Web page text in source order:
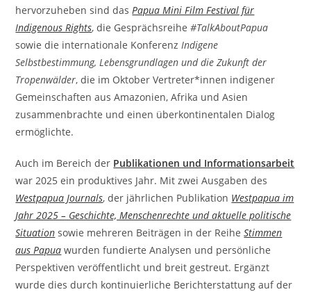
hervorzuheben sind das Papua Mini Film Festival für
Indigenous Rights, die Gesprächsreihe#TalkAboutPapua
sowie die internationale Konferenz Indigene
Selbstbestimmung, Lebensgrundlagen und die Zukunft der
Tropenwälder, die im Oktober Vertreter*innen indigener
Gemeinschaften aus Amazonien, Afrika und Asien
zusammenbrachte und einen überkontinentalen Dialog
ermöglichte.
Auch im Bereich der Publikationen und Informationsarbeit
war 2025 ein produktives Jahr. Mit zwei Ausgaben des
Westpapua Journals, der jährlichen Publikation Westpapua im
Jahr 2025 – Geschichte, Menschenrechte und aktuelle politische
Situation sowie mehreren Beiträgen in der ReiheStimmen
aus Papua wurden fundierte Analysen und persönliche
Perspektiven veröffentlicht und breit gestreut. Ergänzt
wurde dies durch kontinuierliche Berichterstattung auf der